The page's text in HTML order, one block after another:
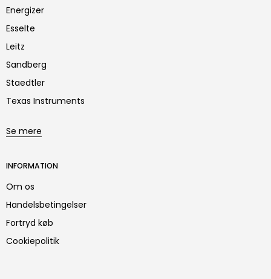
Energizer
Esselte
Leitz
Sandberg
Staedtler
Texas Instruments
Se mere
INFORMATION
Om os
Handelsbetingelser
Fortryd køb
Cookiepolitik